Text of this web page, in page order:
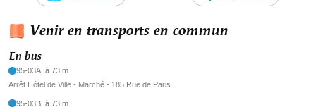
Venir en transports en commun
En bus
95-03A, à 73 m
Arrêt Hôtel de Ville - Marché - 185 Rue de Paris
95-03B, à 73 m